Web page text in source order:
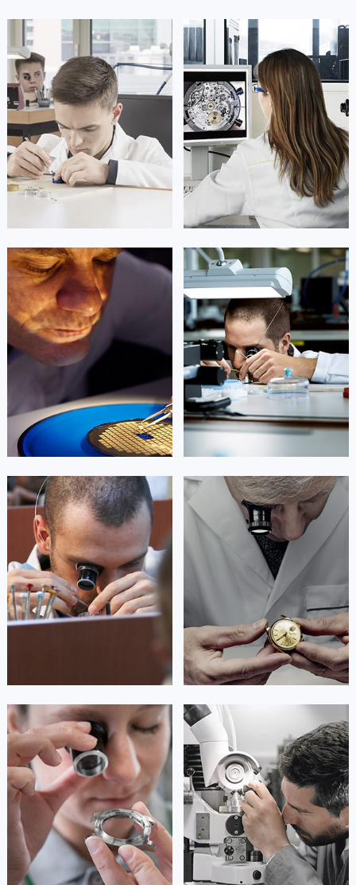
凯罗尔·切尔西
资深名士技师
是名士售后服务中心
(名士保养维修中心)
的高级技师之一
Beijing baumemercier Maintain
center
 北京名士维修
达芙妮·克劳迪娅
资深名士技师
是名士售后服务中心
(名士保养维修中心)
的高级技师之一
Shanghai baumemercier Maintain
center
 上海名士维修
艾德琳·亚历桑德拉
资深名士技师
是名士售后服务中心
(名士保养维修中心)
的高级技师之一
Guangzhou baumemercier Maintain
center
艾莉森·安吉莉亚
资深名士技师
是名士售后服务中心
(名士保养维修中心)
的高级技师之一
Shenzhen baumemercier Maintain
 深圳名士维修
安尼塔·阿普里尔
资深名士技师
是名士售后服务中心
(名士保养维修中心)
的高级技师之一
Tianjin baumemercier Maintain
 天津名士维修
贝亚特·布兰奇
资深名士技师
是名士售后服务中心
(名士保养维修中心)
的高级技师之一
Nanjing baumemercier Maintain
center
 上海名士保养